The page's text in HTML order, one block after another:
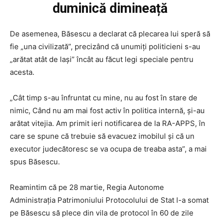
duminică dimineață
De asemenea, Băsescu a declarat că plecarea lui speră să
fie „una civilizată”, precizând că unumiți politicieni s-au
„arătat atât de lași” încât au făcut legi speciale pentru
acesta.
„Cât timp s-au înfruntat cu mine, nu au fost în stare de
nimic, Când nu am mai fost activ în politica internă, şi-au
arătat vitejia. Am primit ieri notificarea de la RA-APPS, în
care se spune că trebuie să evacuez imobilul şi că un
executor judecătoresc se va ocupa de treaba asta”, a mai
spus Băsescu.
Reamintim că pe 28 martie, Regia Autonome
Administrația Patrimoniului Protocolului de Stat l-a somat
pe Băsescu să plece din vila de protocol în 60 de zile